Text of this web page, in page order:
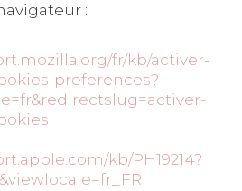
:
fr/kb/activer-
preferences?
kb/PH19214?